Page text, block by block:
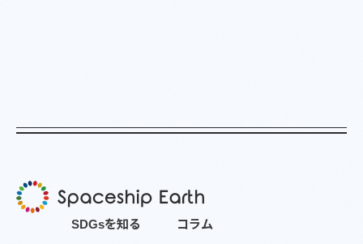
SDGsを知る コラム